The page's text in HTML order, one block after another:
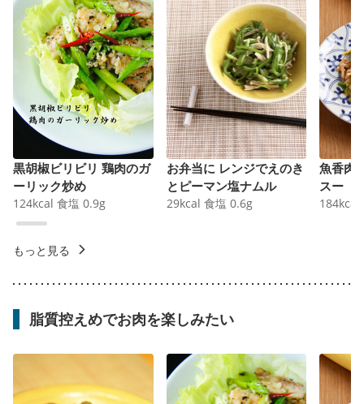
黒胡椒ビリビリ 鶏肉のガ
ーリック炒め
124kcal 食塩 0.9g
お弁当に レンジでえのき
とピーマン塩ナムル
29kcal 食塩 0.6g
魚香肉
スー
184kcal
もっと見る
脂質控えめでお肉を楽しみたい